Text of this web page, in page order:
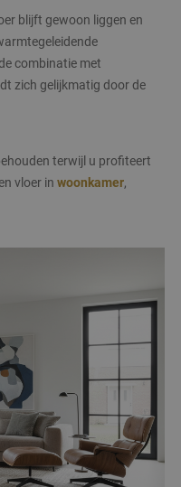
blijft gewoon liggen en
combinatie met
zich gelijkmatig door de
terwijl u profiteert
vloer in woonkamer,